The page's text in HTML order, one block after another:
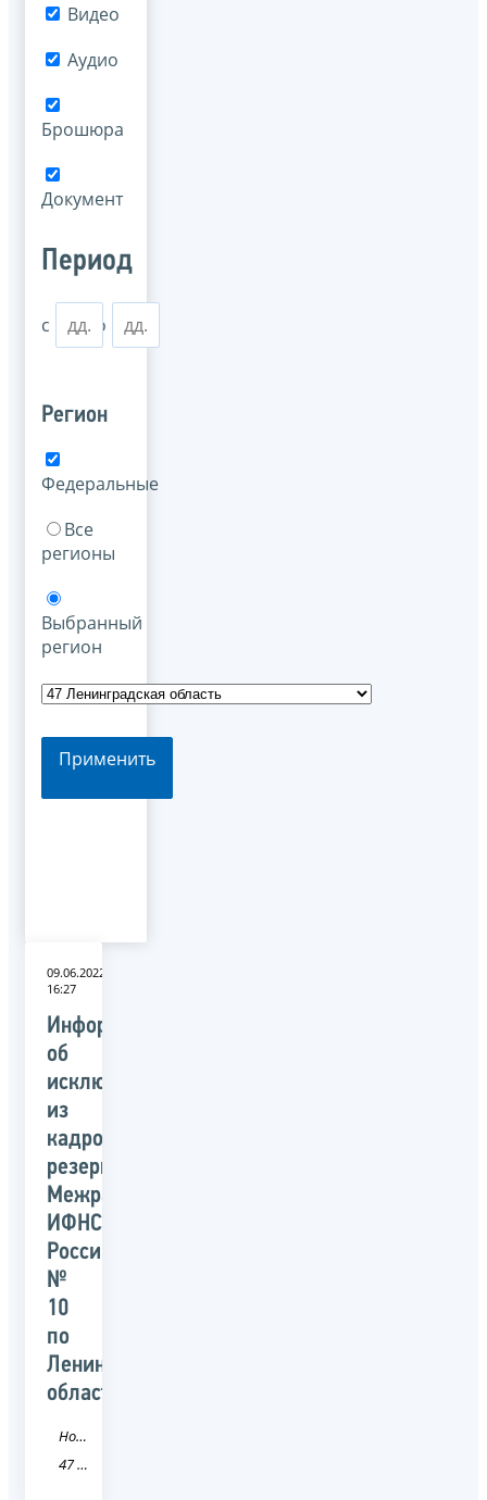
Видео
Аудио
Брошюра
Документ
Период
с по
Регион
Федеральные
Все
регионы
Выбранный
регион
Применить
09.06.2022
16:27
Информация
об
исключении
из
кадрового
резерва
Межрайонной
ИФНС
России
№
10
по
Ленинградской
области
Новость
47 Ленинградская область